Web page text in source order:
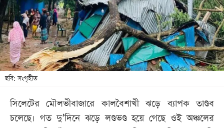
খেলা
বিনোদন
লাইফ
স্টাইল
শিক্ষা
বিভাগ
ছবি: সংগৃহীত
সিলেটের মৌলভীবাজারে কালবৈশাখী ঝড়ে ব্যাপক তাণ্ডব
চলেছে। গত দু’দিনে ঝড়ে লণ্ডভণ্ড হয়ে গেছে ওই অঞ্চলের